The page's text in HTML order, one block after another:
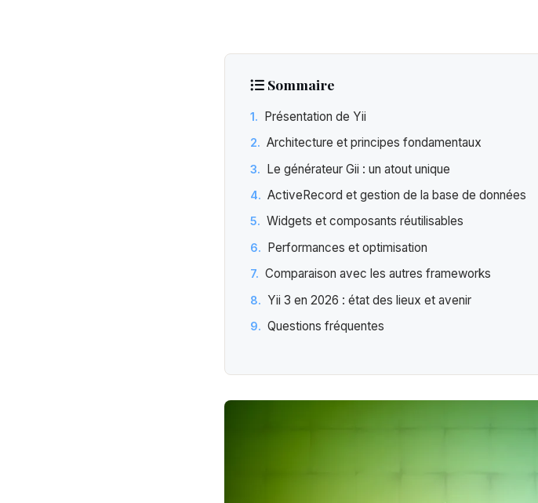
Sommaire
Présentation de Yii
Architecture et principes fondamentaux
Le générateur Gii : un atout unique
ActiveRecord et gestion de la base de données
Widgets et composants réutilisables
Performances et optimisation
Comparaison avec les autres frameworks
Yii 3 en 2026 : état des lieux et avenir
Questions fréquentes